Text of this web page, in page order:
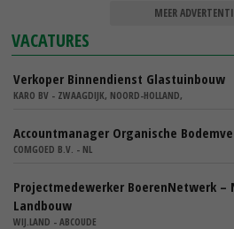
MEER
VACATURES
Verkoper Binnendienst Glastuinbouw
KARO BV - ZWAAGDIJK, NOORD-HOLLAND,
Accountmanager Organische
COMGOED B.V. - NL
Projectmedewerker BoerenNetwerk –
Landbouw
WIJ.LAND - ABCOUDE